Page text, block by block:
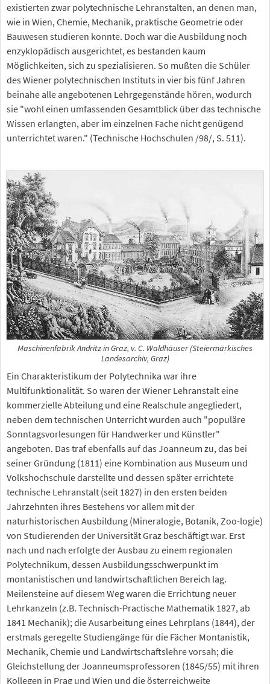
existierten zwar polytechnische Lehranstalten, an denen man,
wie in Wien, Chemie, Mechanik, praktische Geometrie oder
Bauwesen studieren konnte. Doch war die Ausbildung noch
enzyklopädisch ausgerichtet, es bestanden kaum
Möglichkeiten, sich zu spezialisieren. So mußten die Schüler
des Wiener polytechnischen Instituts in vier bis fünf Jahren
beinahe alle angebotenen Lehrgegenstände hören, wodurch
sie "wohl einen umfassenden Gesamtblick über das technische
Wissen erlangten, aber im einzelnen Fache nicht genügend
unterrichtet waren." (Technische Hochschulen /98/, S. 511).
Maschinenfabrik Andritz in Graz, v. C. Waldhäuser (Steiermärkisches
Landesarchiv, Graz)
Ein Charakteristikum der Polytechnika war ihre
Multifunktionalität. So waren der Wiener Lehranstalt eine
kommerzielle Abteilung und eine Realschule angegliedert,
neben dem technischen Unterricht wurden auch "populäre
Sonntagsvorlesungen für Handwerker und Künstler"
angeboten. Das traf ebenfalls auf das Joanneum zu, das bei
seiner Gründung (1811) eine Kombination aus Museum und
Volkshochschule darstellte und dessen später errichtete
technische Lehranstalt (seit 1827) in den ersten beiden
Jahrzehnten ihres Bestehens vor allem mit der
naturhistorischen Ausbildung (Mineralogie, Botanik, Zoo-logie)
von Studierenden der Universität Graz beschäftigt war. Erst
nach und nach erfolgte der Ausbau zu einem regionalen
Polytechnikum, dessen Ausbildungsschwerpunkt im
montanistischen und landwirtschaftlichen Bereich lag.
Meilensteine auf diesem Weg waren die Errichtung neuer
Lehrkanzeln (z.B. Technisch-Practische Mathematik 1827, ab
1841 Mechanik); die Ausarbeitung eines Lehrplans (1844), der
erstmals geregelte Studiengänge für die Fächer Montanistik,
Mechanik, Chemie und Landwirtschaftslehre vorsah; die
Gleichstellung der Joanneumsprofessoren (1845/55) mit ihren
Kollegen in Prag und Wien und die österreichweite